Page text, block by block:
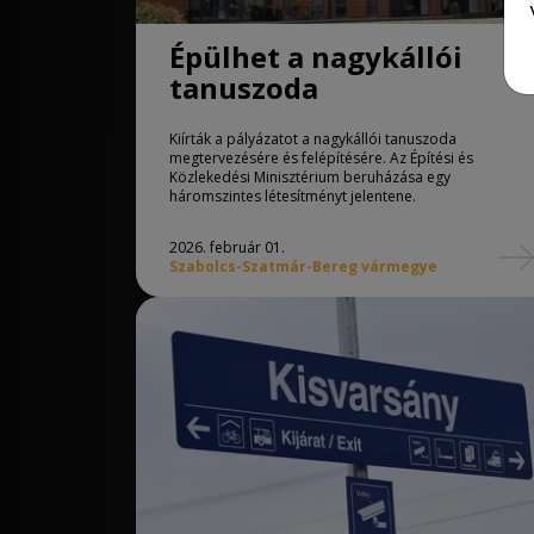
Épülhet a nagykállói
tanuszoda
Kiírták a pályázatot a nagykállói tanuszoda
megtervezésére és felépítésére. Az Építési és
Közlekedési Minisztérium beruházása egy
háromszintes létesítményt jelentene.
2026. február 01.
Szabolcs-Szatmár-Bereg vármegye